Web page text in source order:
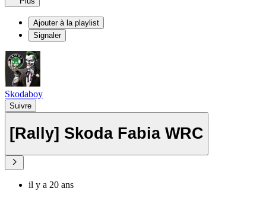
Ajouter à la playlist
Signaler
Skodaboy
Suivre
[Rally] Skoda Fabia WRC
il y a 20 ans